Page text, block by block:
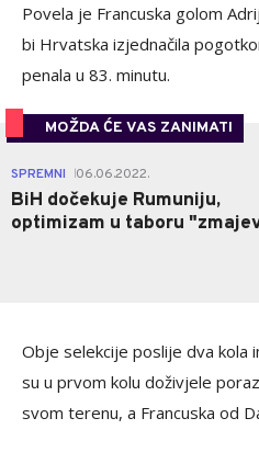
Povela je Francuska golom
bi Hrvatska izjednačila
penala u 83. minutu.
MOŽDA ĆE VAS ZANIMATI
SPREMNI 06.06.2022.
BiH dočekuje Rumuniju,
optimizam u taboru
Obje selekcije poslije dva kola
su u prvom kolu doživjele
svom terenu, a Francuska od